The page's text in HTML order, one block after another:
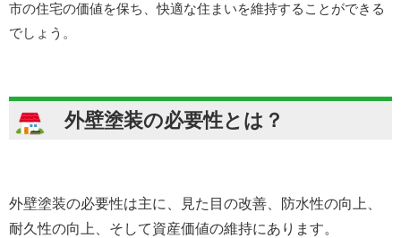
市の住宅の価値を保ち、快適な住まいを維持することができる
でしょう。
外壁塗装の必要性とは？
外壁塗装の必要性は主に、見た目の改善、防水性の向上、
耐久性の向上、そして資産価値の維持にあります。